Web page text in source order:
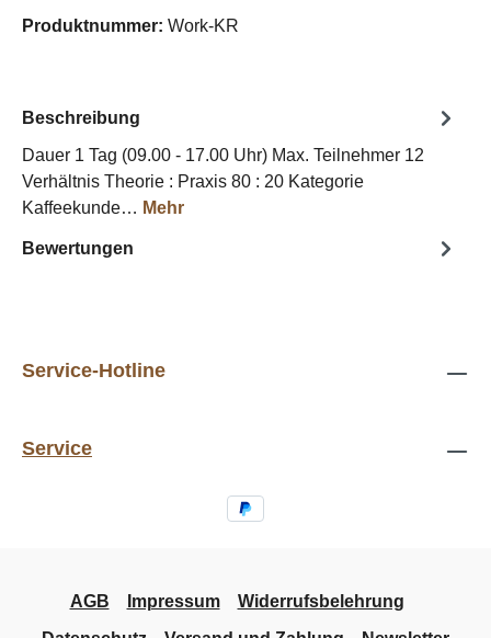
Produktnummer: Work-KR
Beschreibung
Dauer 1 Tag (09.00 - 17.00 Uhr) Max. Teilnehmer 12
Verhältnis Theorie : Praxis 80 : 20 Kategorie
Kaffeekunde… Mehr
Bewertungen
Service-Hotline
Service
AGB Impressum
Widerrufsbelehrung